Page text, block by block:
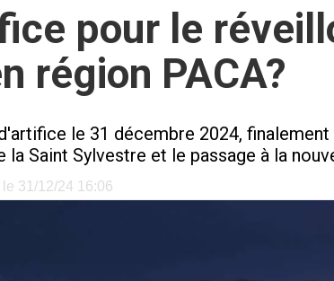
pour le
région PACA?
le 31 décembre 2024,
Saint Sylvestre et le passage à la
31/12/24 16:06